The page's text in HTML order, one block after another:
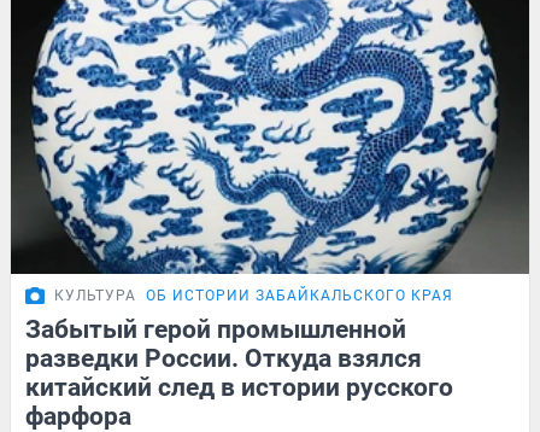
КУЛЬТУРА ОБ ИСТОРИИ ЗАБАЙКАЛЬСКОГО КРАЯ
Забытый герой промышленной
разведки России. Откуда взялся
китайский след в истории русского
фарфора